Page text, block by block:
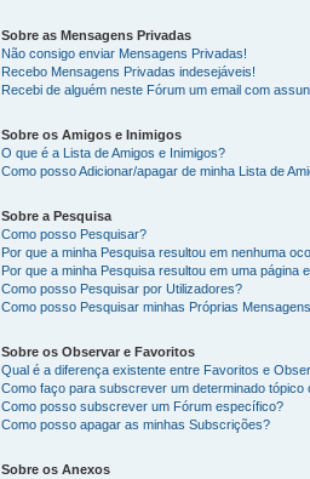
Sobre as Mensagens Privadas
Não consigo enviar Mensagens Privadas!
Recebo Mensagens Privadas indesejáveis!
Recebi de alguém neste Fórum um email com
Sobre os Amigos e Inimigos
O que é a Lista de Amigos e Inimigos?
Como posso Adicionar/apagar de minha Lista de
Sobre a Pesquisa
Como posso Pesquisar?
Por que a minha Pesquisa resultou em nenhuma
Por que a minha Pesquisa resultou em uma página
Como posso Pesquisar por Utilizadores?
Como posso Pesquisar minhas Próprias
Sobre os Observar e Favoritos
Qual é a diferença existente entre Favoritos e
Como faço para subscrever um determinado
Como posso subscrever um Fórum específico?
Como posso apagar as minhas Subscrições?
Sobre os Anexos